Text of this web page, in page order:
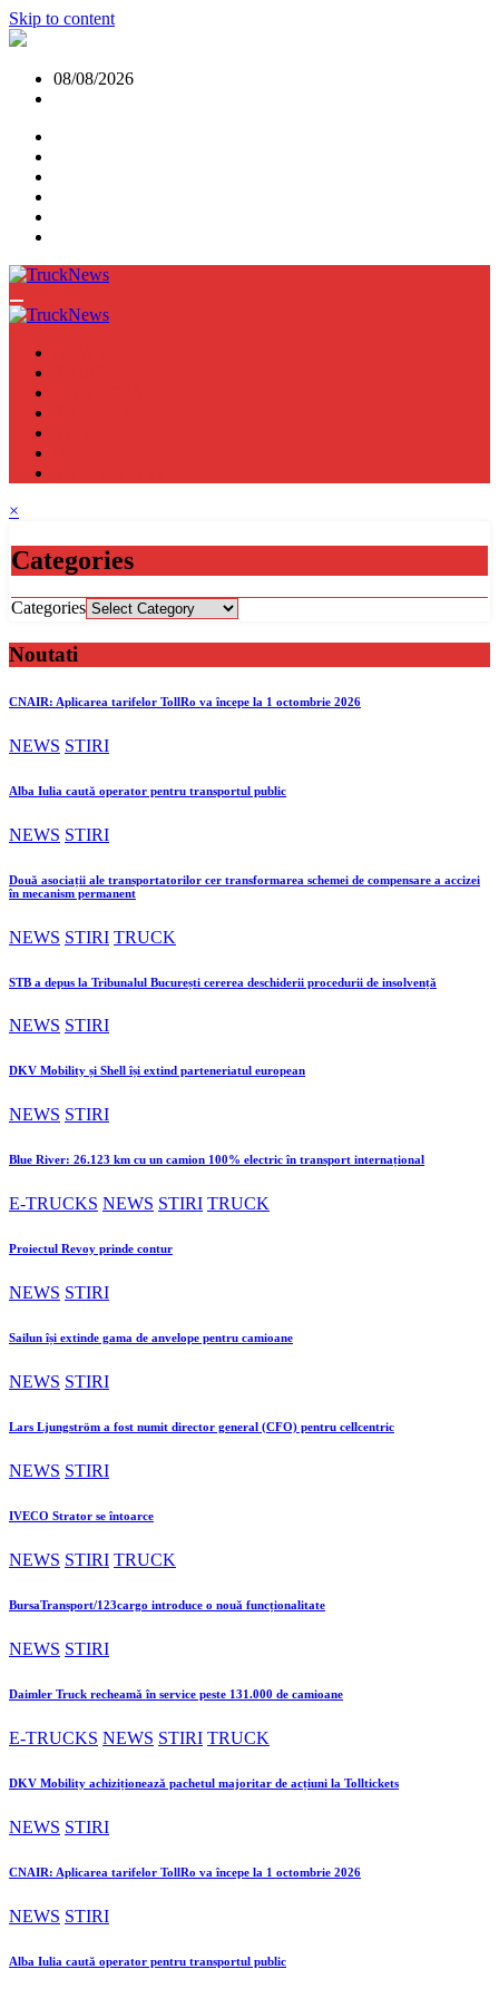
Skip to content
08/08/2026
×
Categories
Categories
Noutati
CNAIR: Aplicarea tarifelor TollRo va începe la 1 octombrie 2026
NEWS STIRI
Alba Iulia caută operator pentru transportul public
NEWS STIRI
Două asociații ale transportatorilor cer transformarea schemei de compensare a accizei
în mecanism permanent
NEWS STIRI TRUCK
STB a depus la Tribunalul București cererea deschiderii procedurii de insolvență
NEWS STIRI
DKV Mobility și Shell își extind parteneriatul european
NEWS STIRI
Blue River: 26.123 km cu un camion 100% electric în transport internațional
E-TRUCKS NEWS STIRI TRUCK
Proiectul Revoy prinde contur
NEWS STIRI
Sailun își extinde gama de anvelope pentru camioane
NEWS STIRI
Lars Ljungström a fost numit director general (CFO) pentru cellcentric
NEWS STIRI
IVECO Strator se întoarce
NEWS STIRI TRUCK
BursaTransport/123cargo introduce o nouă funcționalitate
NEWS STIRI
Daimler Truck recheamă în service peste 131.000 de camioane
E-TRUCKS NEWS STIRI TRUCK
DKV Mobility achiziționează pachetul majoritar de acțiuni la Tolltickets
NEWS STIRI
CNAIR: Aplicarea tarifelor TollRo va începe la 1 octombrie 2026
NEWS STIRI
Alba Iulia caută operator pentru transportul public